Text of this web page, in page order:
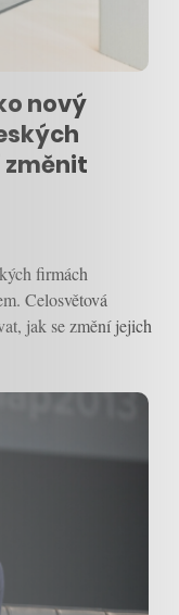
nový
firmách
Celosvětová
jak se změní jejich